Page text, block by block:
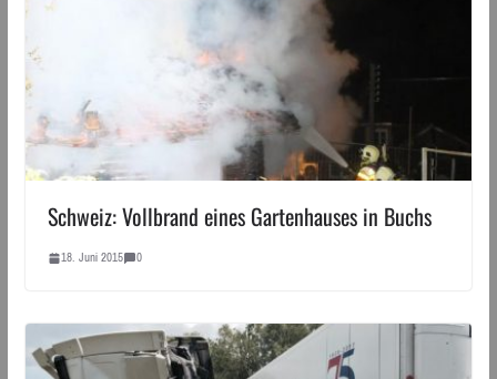
Schweiz: Vollbrand eines Gartenhauses in Buchs
18. Juni 2015 0